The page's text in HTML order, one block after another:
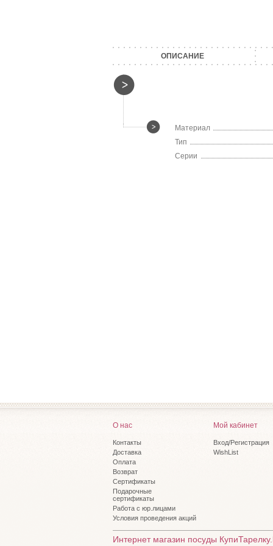
ОПИСАНИЕ
Материал
Тип
Серии
О нас
Контакты
Доставка
Оплата
Возврат
Сертификаты
Подарочные
сертификаты
Работа с юр.лицами
Условия проведения акций
Мой кабинет
Вход/Регистрация
WishList
Интернет магазин посуды